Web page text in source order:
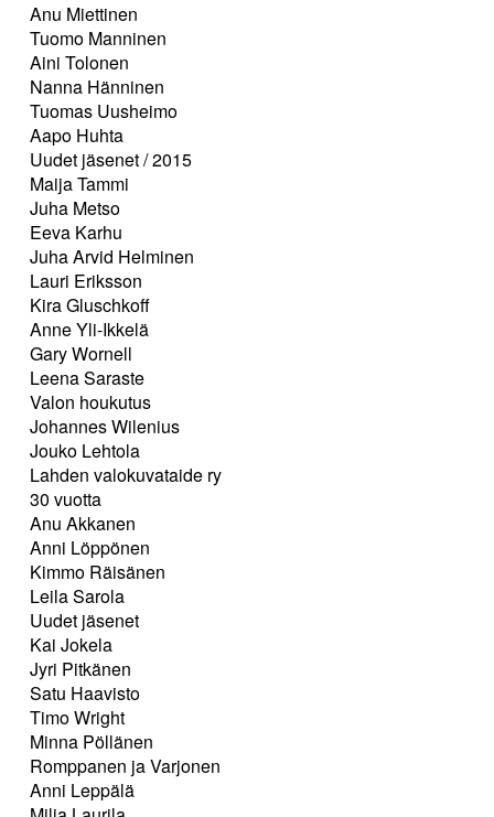
Anu Miettinen
Tuomo Manninen
Aini Tolonen
Nanna Hänninen
Tuomas Uusheimo
Aapo Huhta
Uudet jäsenet / 2015
Maija Tammi
Juha Metso
Eeva Karhu
Juha Arvid Helminen
Lauri Eriksson
Kira Gluschkoff
Anne Yli-Ikkelä
Gary Wornell
Leena Saraste
Valon houkutus
Johannes Wilenius
Jouko Lehtola
Lahden valokuvataide ry
30 vuotta
Anu Akkanen
Anni Löppönen
Kimmo Räisänen
Leila Sarola
Uudet jäsenet
Kai Jokela
Jyri Pitkänen
Satu Haavisto
Timo Wright
Minna Pöllänen
Romppanen ja Varjonen
Anni Leppälä